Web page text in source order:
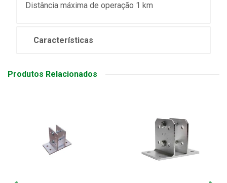
Distância máxima de operação 1 km
Características
Produtos Relacionados